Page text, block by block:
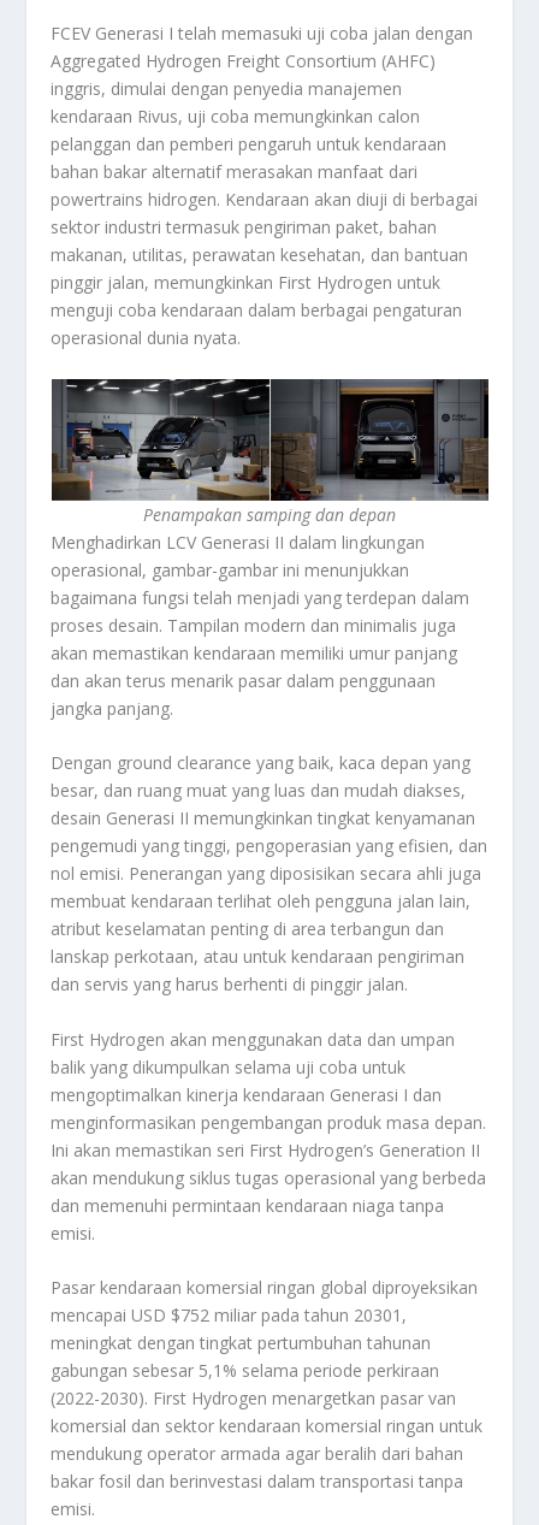
FCEV Generasi I telah memasuki uji coba jalan dengan
Aggregated Hydrogen Freight Consortium (AHFC)
inggris, dimulai dengan penyedia manajemen
kendaraan Rivus, uji coba memungkinkan calon
pelanggan dan pemberi pengaruh untuk kendaraan
bahan bakar alternatif merasakan manfaat dari
powertrains hidrogen. Kendaraan akan diuji di berbagai
sektor industri termasuk pengiriman paket, bahan
makanan, utilitas, perawatan kesehatan, dan bantuan
pinggir jalan, memungkinkan First Hydrogen untuk
menguji coba kendaraan dalam berbagai pengaturan
operasional dunia nyata.
Penampakan samping dan depan
Menghadirkan LCV Generasi II dalam lingkungan
operasional, gambar-gambar ini menunjukkan
bagaimana fungsi telah menjadi yang terdepan dalam
proses desain. Tampilan modern dan minimalis juga
akan memastikan kendaraan memiliki umur panjang
dan akan terus menarik pasar dalam penggunaan
jangka panjang.
Dengan ground clearance yang baik, kaca depan yang
besar, dan ruang muat yang luas dan mudah diakses,
desain Generasi II memungkinkan tingkat kenyamanan
pengemudi yang tinggi, pengoperasian yang efisien, dan
nol emisi. Penerangan yang diposisikan secara ahli juga
membuat kendaraan terlihat oleh pengguna jalan lain,
atribut keselamatan penting di area terbangun dan
lanskap perkotaan, atau untuk kendaraan pengiriman
dan servis yang harus berhenti di pinggir jalan.
First Hydrogen akan menggunakan data dan umpan
balik yang dikumpulkan selama uji coba untuk
mengoptimalkan kinerja kendaraan Generasi I dan
menginformasikan pengembangan produk masa depan.
Ini akan memastikan seri First Hydrogen’s Generation II
akan mendukung siklus tugas operasional yang berbeda
dan memenuhi permintaan kendaraan niaga tanpa
emisi.
Pasar kendaraan komersial ringan global diproyeksikan
mencapai USD $752 miliar pada tahun 20301,
meningkat dengan tingkat pertumbuhan tahunan
gabungan sebesar 5,1% selama periode perkiraan
(2022-2030). First Hydrogen menargetkan pasar van
komersial dan sektor kendaraan komersial ringan untuk
mendukung operator armada agar beralih dari bahan
bakar fosil dan berinvestasi dalam transportasi tanpa
emisi.